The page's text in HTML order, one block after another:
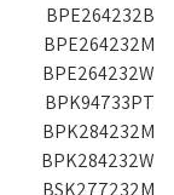
BPE264232B
BPE264232M
BPE264232W
BPK94733PT
BPK284232M
BPK284232W
BSK277232M